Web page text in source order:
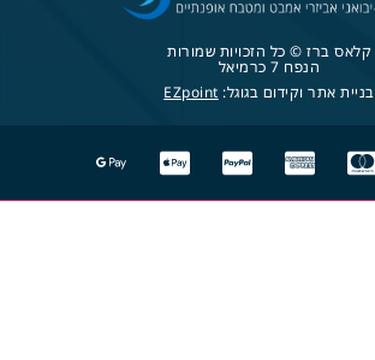
קלאס ברז © כל הזכויות שמורות
הנפח 7 כרמיאל
בניית אתר וקידום בגוגל: EZpoint